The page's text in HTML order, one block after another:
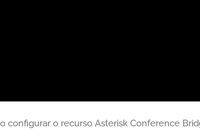
configurar o recurso Asterisk Conference